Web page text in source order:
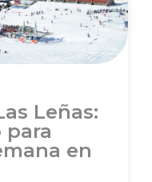
Leñas:
en